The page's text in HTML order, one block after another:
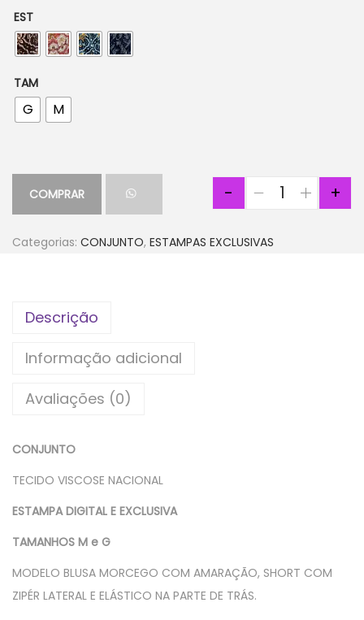
EST
TAM
G M
- +
COMPRAR
Categorias: CONJUNTO, ESTAMPAS EXCLUSIVAS
Descrição
Informação adicional
Avaliações (0)
CONJUNTO
TECIDO VISCOSE NACIONAL
ESTAMPA DIGITAL E EXCLUSIVA
TAMANHOS M e G
MODELO BLUSA MORCEGO COM AMARAÇÃO, SHORT COM
ZIPÉR LATERAL E ELÁSTICO NA PARTE DE TRÁS.